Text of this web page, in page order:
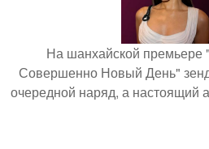
На шанхайской премьере
Совершенно Новый День"
очередной наряд, а настоящий